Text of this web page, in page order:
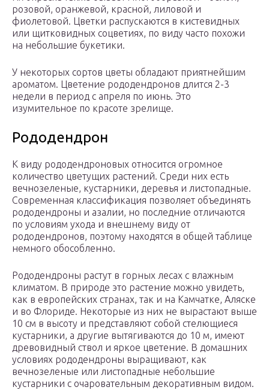
розовой, оранжевой, красной, лиловой и
фиолетовой. Цветки распускаются в кистевидных
или щитковидных соцветиях, по виду часто похожи
на небольшие букетики.
У некоторых сортов цветы обладают приятнейшим
ароматом. Цветение рододендронов длится 2-3
недели в период с апреля по июнь. Это
изумительное по красоте зрелище.
Рододендрон
К виду рододендроновых относится огромное
количество цветущих растений. Среди них есть
вечнозеленые, кустарники, деревья и листопадные.
Современная классификация позволяет объединять
рододендроны и азалии, но последние отличаются
по условиям ухода и внешнему виду от
рододендронов, поэтому находятся в общей таблице
немного обособленно.
Рододендроны растут в горных лесах с влажным
климатом. В природе это растение можно увидеть,
как в европейских странах, так и на Камчатке, Аляске
и во Флориде. Некоторые из них не вырастают выше
10 см в высоту и представляют собой стелющиеся
кустарники, а другие вытягиваются до 10 м, имеют
древовидный ствол и яркое цветение. В домашних
условиях рододендроны выращивают, как
вечнозеленые или листопадные небольшие
кустарники с очаровательным декоративным видом.